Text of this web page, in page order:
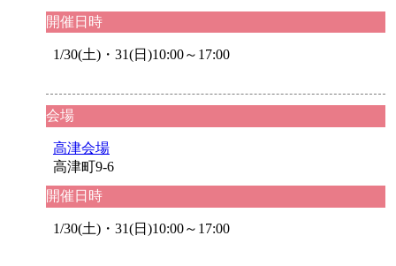
開催日時
1/30(土)・31(日)10:00～17:00
会場
高津会場
高津町9-6
開催日時
1/30(土)・31(日)10:00～17:00